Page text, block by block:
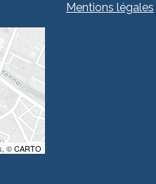
©CARTO
Mentions légales